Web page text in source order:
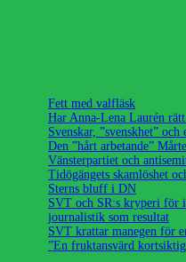
Fett med valfläsk
Har Anna-Lena Laurén
Svenskar, ”svenskhet”
Den ”hårt arbetande”
Vänsterpartiet och
Tidögängets skamlöshet
Sterns bluff i DN
SVT och SR:s kryperi för
journalistik som resultat
SVT krattar manegen för
”En fruktansvärd